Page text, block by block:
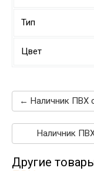
Тип
Цвет
← Наличник ПВХ
Наличник
Другие